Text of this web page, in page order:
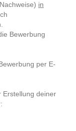
in
Bewerbung
per E-
Erstellung deiner